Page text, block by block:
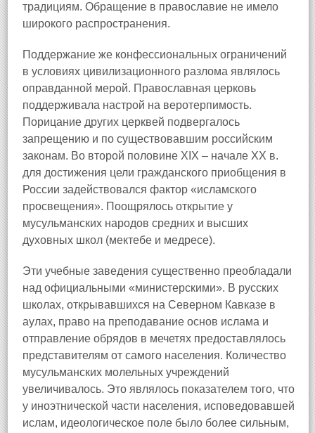
традициям. Обращение в православие не имело
широкого распространения.
Поддержание же конфессиональных ограничений
в условиях цивилизационного разлома являлось
оправданной мерой. Православная церковь
поддерживала настрой на веротерпимость.
Порицание других церквей подвергалось
запрещению и по существовавшим российским
законам. Во второй половине XIX – начале XX в.
для достижения цели гражданского приобщения в
России задействовался фактор «исламского
просвещения». Поощрялось открытие у
мусульманских народов средних и высших
духовных школ (мектебе и медресе).
Эти учебные заведения существенно преобладали
над официальными «министерскими». В русских
школах, открывавшихся на Северном Кавказе в
аулах, право на преподавание основ ислама и
отправление обрядов в мечетях предоставлялось
представителям от самого населения. Количество
мусульманских молельных учреждений
увеличивалось. Это являлось показателем того, что
у иноэтнической части населения, исповедовавшей
ислам, идеологическое поле было более сильным,